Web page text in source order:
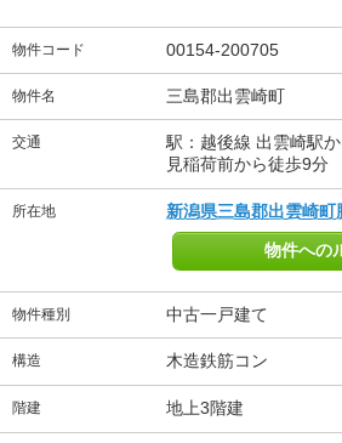
物件コード 00154-200705
物件名 三島郡出雲崎町
交通
駅：越後線 出雲崎駅
見稲荷前から徒歩9分
所在地 新潟県三島郡出雲崎町
物件への
物件種別 中古一戸建て
構造 木造鉄筋コン
階建 地上3階建